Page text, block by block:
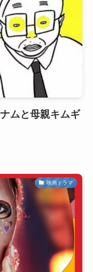
ムと母親キムギ
映画ドラマ